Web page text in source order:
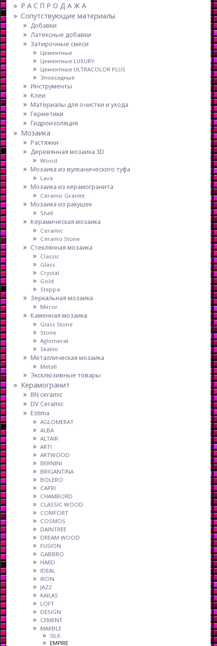
Р А С П Р О Д А Ж А
Сопутствующие материалы
Добавки
Латексные добавки
Затирочные смеси
Цементные
Цементные LUXURY
Цементные ULTRACOLOR PLUS
Эпоксидные
Инструменты
Клеи
Материалы для очистки и ухода
Герметики
Гидроизоляция
Мозаика
Растяжки
Деревянная мозаика 3D
Wood
Мозаика из вулканического туфа
Lava
Мозаика из керамогранита
Ceramic Granite
Мозаика из ракушек
Shell
Керамическая мозаика
Ceramic
Ceramo Stone
Стеклянная мозаика
Classic
Glass
Crystal
Gold
Steppa
Зеркальная мозаика
Mirror
Каменная мозаика
Glass Stone
Stone
Aglomerat
Skalini
Металлическая мозаика
Metall
Эксклюзивные товары
Керамогранит
BN ceramic
DV Ceramic
Estima
AGLOMERAT
ALBA
ALTAIR
ARTI
ARTWOOD
BERNINI
BRIGANTINA
BOLERO
CAPRI
CHAMBORD
CLASSIC WOOD
COMFORT
COSMOS
DAINTREE
DREAM WOOD
FUSION
GABBRO
HARD
IDEAL
IRON
JAZZ
KAILAS
LOFT
DESIGN
CEMENT
MARBLE
SILK
EMPIRE